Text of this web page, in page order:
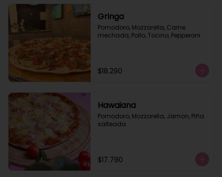
Gringa
Pomodoro, Mozzarella, Carne
mechada, Pollo, Tocino, Pepperoni
$18.290
Hawaiana
Pomodoro, Mozzarella, Jamon, Piña
salteada
$17.790